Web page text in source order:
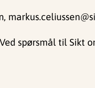
spørsmål til Sikt